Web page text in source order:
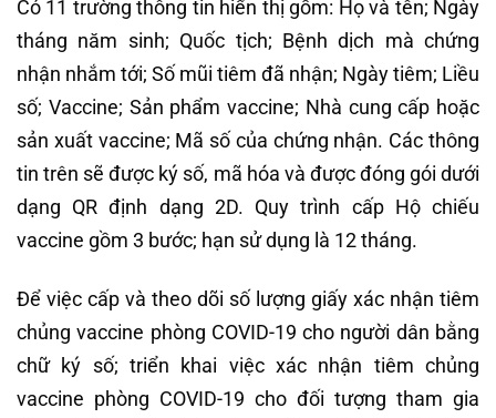
Có 11 trường thông tin hiển thị gồm: Họ và tên; Ngày
tháng năm sinh; Quốc tịch; Bệnh dịch mà chứng
nhận nhắm tới; Số mũi tiêm đã nhận; Ngày tiêm; Liều
số; Vaccine; Sản phẩm vaccine; Nhà cung cấp hoặc
sản xuất vaccine; Mã số của chứng nhận. Các thông
tin trên sẽ được ký số, mã hóa và được đóng gói dưới
dạng QR định dạng 2D. Quy trình cấp Hộ chiếu
vaccine gồm 3 bước; hạn sử dụng là 12 tháng.
Để việc cấp và theo dõi số lượng giấy xác nhận tiêm
chủng vaccine phòng COVID-19 cho người dân bằng
chữ ký số; triển khai việc xác nhận tiêm chủng
vaccine phòng COVID-19 cho đối tượng tham gia